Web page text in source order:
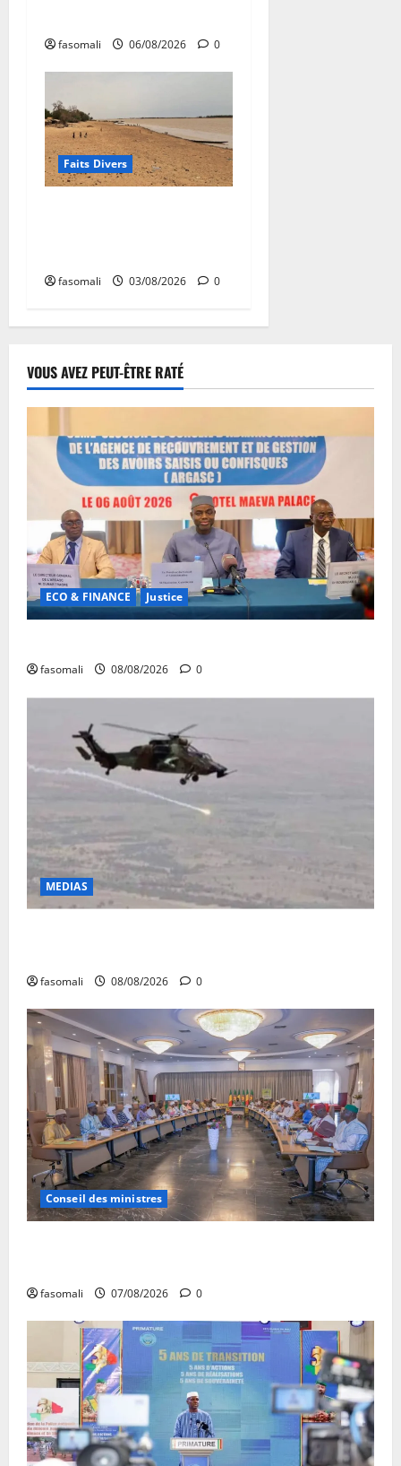
fasomali 06/08/2026 0
Faits Divers
fasomali 03/08/2026 0
VOUS AVEZ PEUT-ÊTRE RATÉ
ECO & FINANCE Justice
fasomali 08/08/2026 0
MEDIAS
fasomali 08/08/2026 0
Conseil des ministres
fasomali 07/08/2026 0